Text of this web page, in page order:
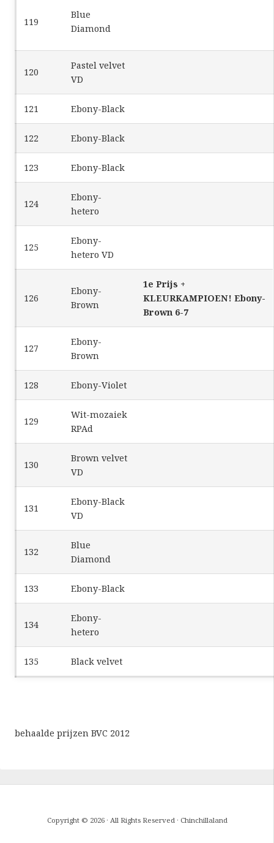
119
Blue
Diamond
120
Pastel velvet
VD
121 Ebony-Black
122 Ebony-Black
123 Ebony-Black
124
Ebony-
hetero
125
Ebony-
hetero VD
126
Ebony-
Brown
1e Prijs +
KLEURKAMPIOEN! Ebony-
Brown 6-7
127
Ebony-
Brown
128 Ebony-Violet
129
Wit-mozaiek
RPAd
130
Brown velvet
VD
131
Ebony-Black
VD
132
Blue
Diamond
133 Ebony-Black
134
Ebony-
hetero
135 Black velvet
behaalde prijzen BVC 2012
Copyright © 2026 · All Rights Reserved · Chinchillaland